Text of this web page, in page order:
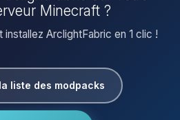
Minecraft ?
ArclightFabric en 1 clic !
liste des modpacks